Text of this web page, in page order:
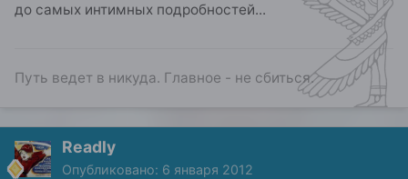
до самых интимных подробностей...
Путь ведет в никуда. Главное - не сбиться.
Readly
Опубликовано: 6 января 2012